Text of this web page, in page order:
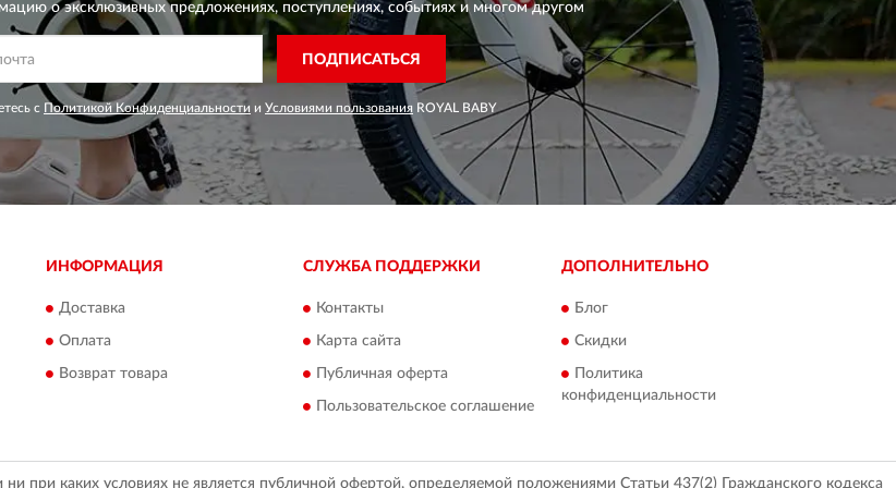
о эксклюзивных предложениях,поступлениях, событиях и многом другом
ПОДПИСАТЬСЯ
с Политикой Конфиденциальности и Условиями пользования ROYAL BABY
ИНФОРМАЦИЯ
Доставка
Оплата
Возврат товара
СЛУЖБА ПОДДЕРЖКИ
Контакты
Карта сайта
Публичная оферта
Пользовательское соглашение
ДОПОЛНИТЕЛЬНО
Блог
Скидки
Политика
конфиденциальности
при каких условиях не является публичной офертой, определяемой положениями Статьи 437(2) Гражданского кодекса